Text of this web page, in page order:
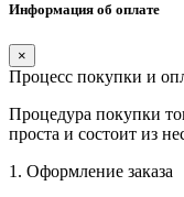
Информация об оплате
×
Процесс покупки и
Процедура покупки
проста и состоит из
1. Оформление заказа